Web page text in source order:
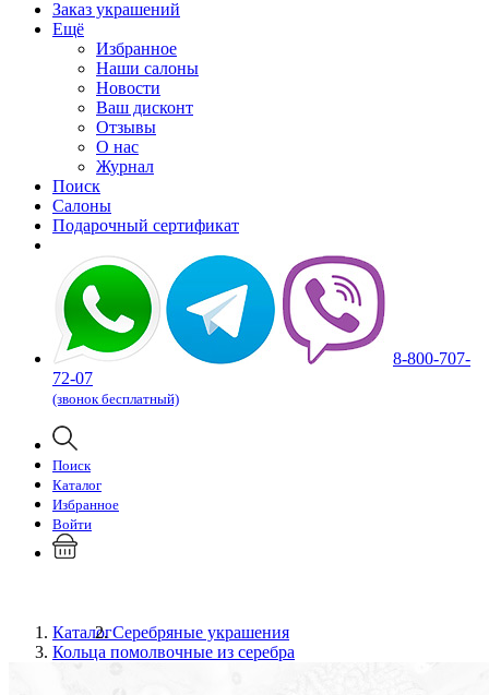
Заказ украшений
Ещё
Избранное
Наши салоны
Новости
Ваш дисконт
Отзывы
О нас
Журнал
Поиск
Салоны
Подарочный сертификат
8-800-707-
72-07
(звонок бесплатный)
Поиск
Каталог
Избранное
Войти
КаталогСеребряные украшения
Кольца помолвочные из серебра